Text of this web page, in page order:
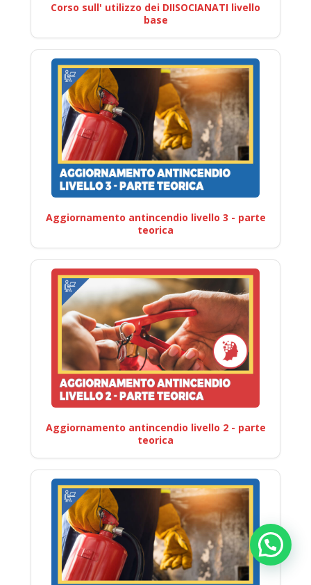
Corso sull' utilizzo dei DIISOCIANATI livello
base
Aggiornamento antincendio livello 3 - parte
teorica
Aggiornamento antincendio livello 2 - parte
teorica